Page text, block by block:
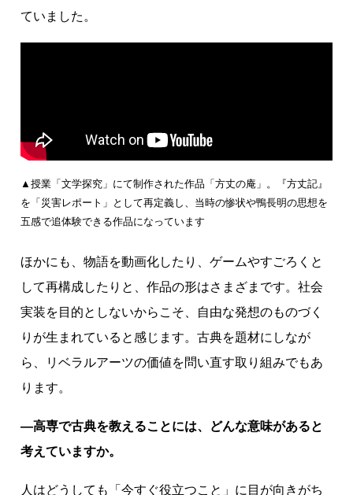
ていました。
▲授業「文学探究」にて制作された作品「方丈の庵」。『方丈記』
を「災害レポート」として再定義し、当時の惨状や鴨長明の思想を
五感で追体験できる作品になっています
ほかにも、物語を動画化したり、ゲームやすごろくと
して再構成したりと、作品の形はさまざまです。社会
実装を目的としないからこそ、自由な発想のものづく
りが生まれていると感じます。古典を題材にしなが
ら、リベラルアーツの価値を問い直す取り組みでもあ
ります。
―高専で古典を教えることには、どんな意味があると
考えていますか。
人はどうしても「今すぐ役立つこと」に目が向きがち